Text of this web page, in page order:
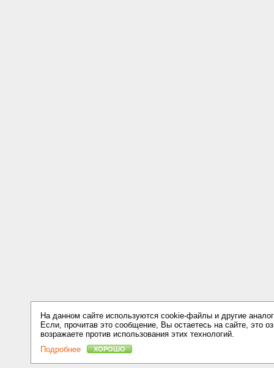
На данном сайте используются cookie-файлы и другие
Если, прочитав это сообщение, Вы остаетесь на сайте, это
возражаете против использования этих технологий.
Подробнее
ХОРОШО